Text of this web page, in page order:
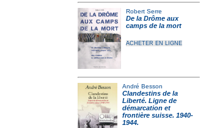
Robert Serre
De la Drôme aux
camps de la mort
ACHETER EN LIGNE
André Besson
Clandestins de la
Liberté. Ligne de
démarcation et
frontière suisse. 1940-
1944.